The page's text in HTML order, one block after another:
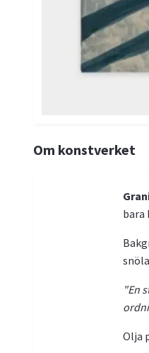
Om konstverket
bara
"En
Olja